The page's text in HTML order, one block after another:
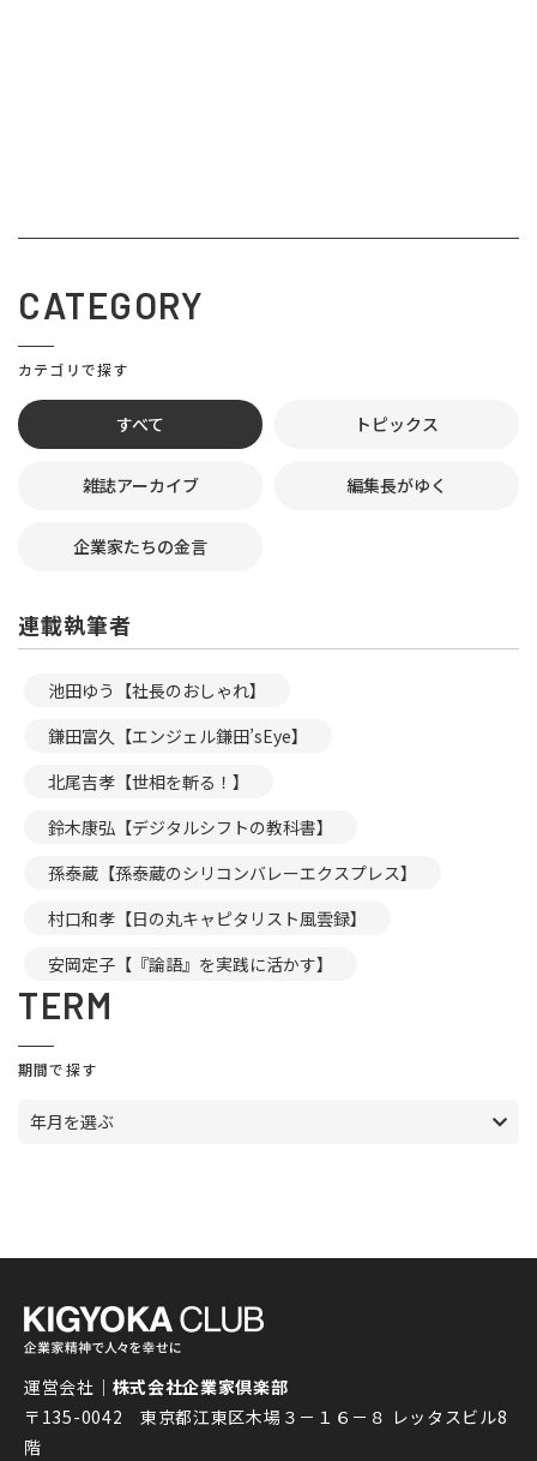
CATEGORY
カテゴリで探す
すべて トピックス
雑誌アーカイブ 編集長がゆく
企業家たちの金言
連載執筆者
池田ゆう【社長のおしゃれ】
鎌田富久【エンジェル鎌田’sEye】
北尾吉孝【世相を斬る！】
鈴木康弘【デジタルシフトの教科書】
孫泰蔵【孫泰蔵のシリコンバレーエクスプレス】
村口和孝【日の丸キャピタリスト風雲録】
安岡定子【『論語』を実践に活かす】
TERM
期間で探す
年月を選ぶ
運営会社｜ 株式会社企業家倶楽部
〒135-0042 東京都江東区木場３－１６－８ レッタスビル8
階